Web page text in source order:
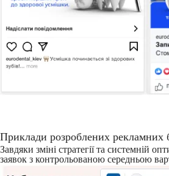
Приклади розроблених рекламних
Завдяки зміні стратегії та системній
заявок з контрольованою середньою